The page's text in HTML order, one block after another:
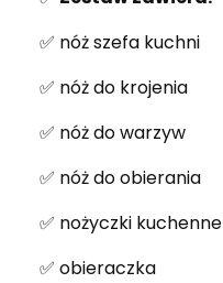
✅ nóż szefa kuchni
✅ nóż do krojenia
✅ nóż do warzyw
✅ nóż do obierania
✅ nożyczki kuchenne
✅ obieraczka